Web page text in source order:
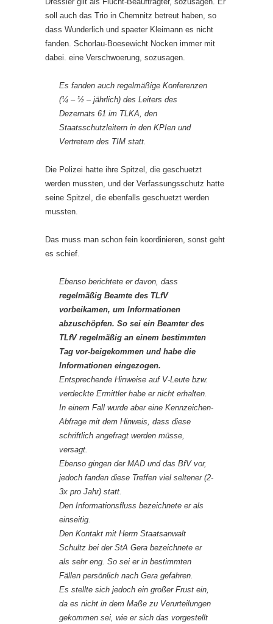
soll auch das Trio in Chemnitz betreut haben, so
dass Wunderlich und spaeter Kleimann es nicht
fanden. Schorlau-Boesewicht Nocken immer mit
dabei. eine Verschwoerung, sozusagen.
Es fanden auch regelmäßige Konferenzen
(¼ – ½ – jährlich) des Leiters des
Dezernats 61 im TLKA, den
Staatsschutzleitern in den KPIen und
Vertretern des TIM statt.
Die Polizei hatte ihre Spitzel, die geschuetzt
werden mussten, und der Verfassungsschutz hatte
seine Spitzel, die ebenfalls geschuetzt werden
mussten.
Das muss man schon fein koordinieren, sonst geht
es schief.
Ebenso berichtete er davon, dass
regelmäßig Beamte des TLfV
vorbeikamen, um Informationen
abzuschöpfen. So sei ein Beamter des
TLfV regelmäßig an einem bestimmten
Tag vor-beigekommen und habe die
Informationen eingezogen.
Entsprechende Hinweise auf V-Leute bzw.
verdeckte Ermittler habe er nicht erhalten.
In einem Fall wurde aber eine Kennzeichen-
Abfrage mit dem Hinweis, dass diese
schriftlich angefragt werden müsse,
versagt.
Ebenso gingen der MAD und das BfV vor,
jedoch fanden diese Treffen viel seltener (2-
3x pro Jahr) statt.
Den Informationsfluss bezeichnete er als
einseitig.
Den Kontakt mit Herrn Staatsanwalt
Schultz bei der StA Gera bezeichnete er
als sehr eng. So sei er in bestimmten
Fällen persönlich nach Gera gefahren.
Es stellte sich jedoch ein großer Frust ein,
da es nicht in dem Maße zu Verurteilungen
gekommen sei, wie er sich das vorgestellt